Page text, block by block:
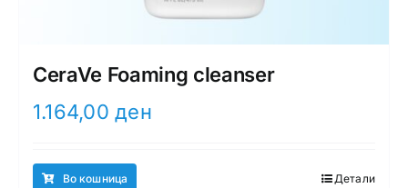
CeraVe Foaming cleanser
1.164,00ден
Во кошница Детали